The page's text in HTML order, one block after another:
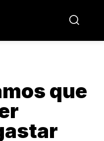
que